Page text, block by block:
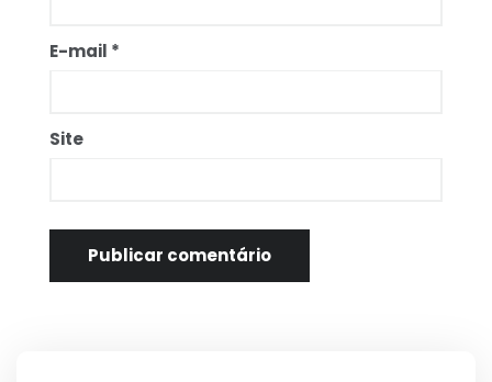
E-mail *
Site